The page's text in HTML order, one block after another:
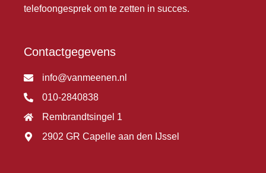
telefoongesprek om te zetten in succes.
Contactgegevens
info@vanmeenen.nl
010-2840838
Rembrandtsingel 1
2902 GR Capelle aan den IJssel